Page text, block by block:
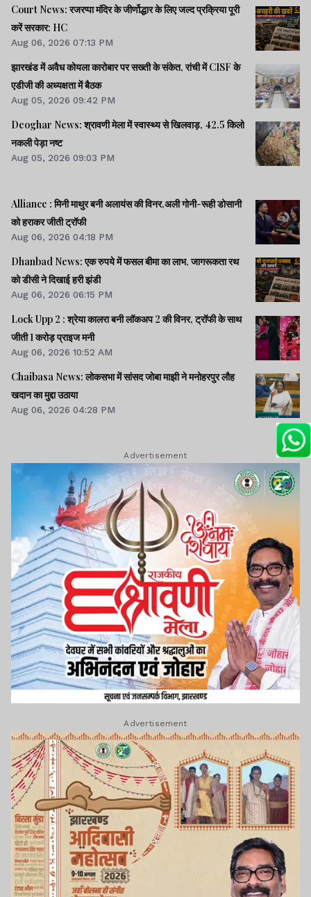
Court News: रजरप्पा मंदिर के जीर्णोद्धार के लिए जल्द प्रक्रिया पूरी
करें सरकार: HC
Aug 06, 2026 07:13 PM
झारखंड में अवैध कोयला कारोबार पर सख्ती के संकेत, रांची में CISF के
एडीजी की अध्यक्षता में बैठक
Aug 05, 2026 09:42 PM
Deoghar News: श्रावणी मेला में स्वास्थ्य से खिलवाड़, 42.5 किलो
नकली पेड़ा नष्ट
Aug 05, 2026 09:03 PM
Alliance : मिनी माथुर बनी अलायंस की विनर,अली गोनी-रूही डोसानी
को हराकर जीती ट्रॉफी
Aug 06, 2026 04:18 PM
Dhanbad News: एक रुपये में फसल बीमा का लाभ, जागरूकता रथ
को डीसी ने दिखाई हरी झंडी
Aug 06, 2026 06:15 PM
Lock Upp 2 : श्रेया कालरा बनी लॉकअप 2 की विनर, ट्रॉफी के साथ
जीती 1 करोड़ प्राइज मनी
Aug 06, 2026 10:52 AM
Chaibasa News: लोकसभा में सांसद जोबा माझी ने मनोहरपुर लौह
खदान का मुद्दा उठाया
Aug 06, 2026 04:28 PM
Advertisement
Advertisement